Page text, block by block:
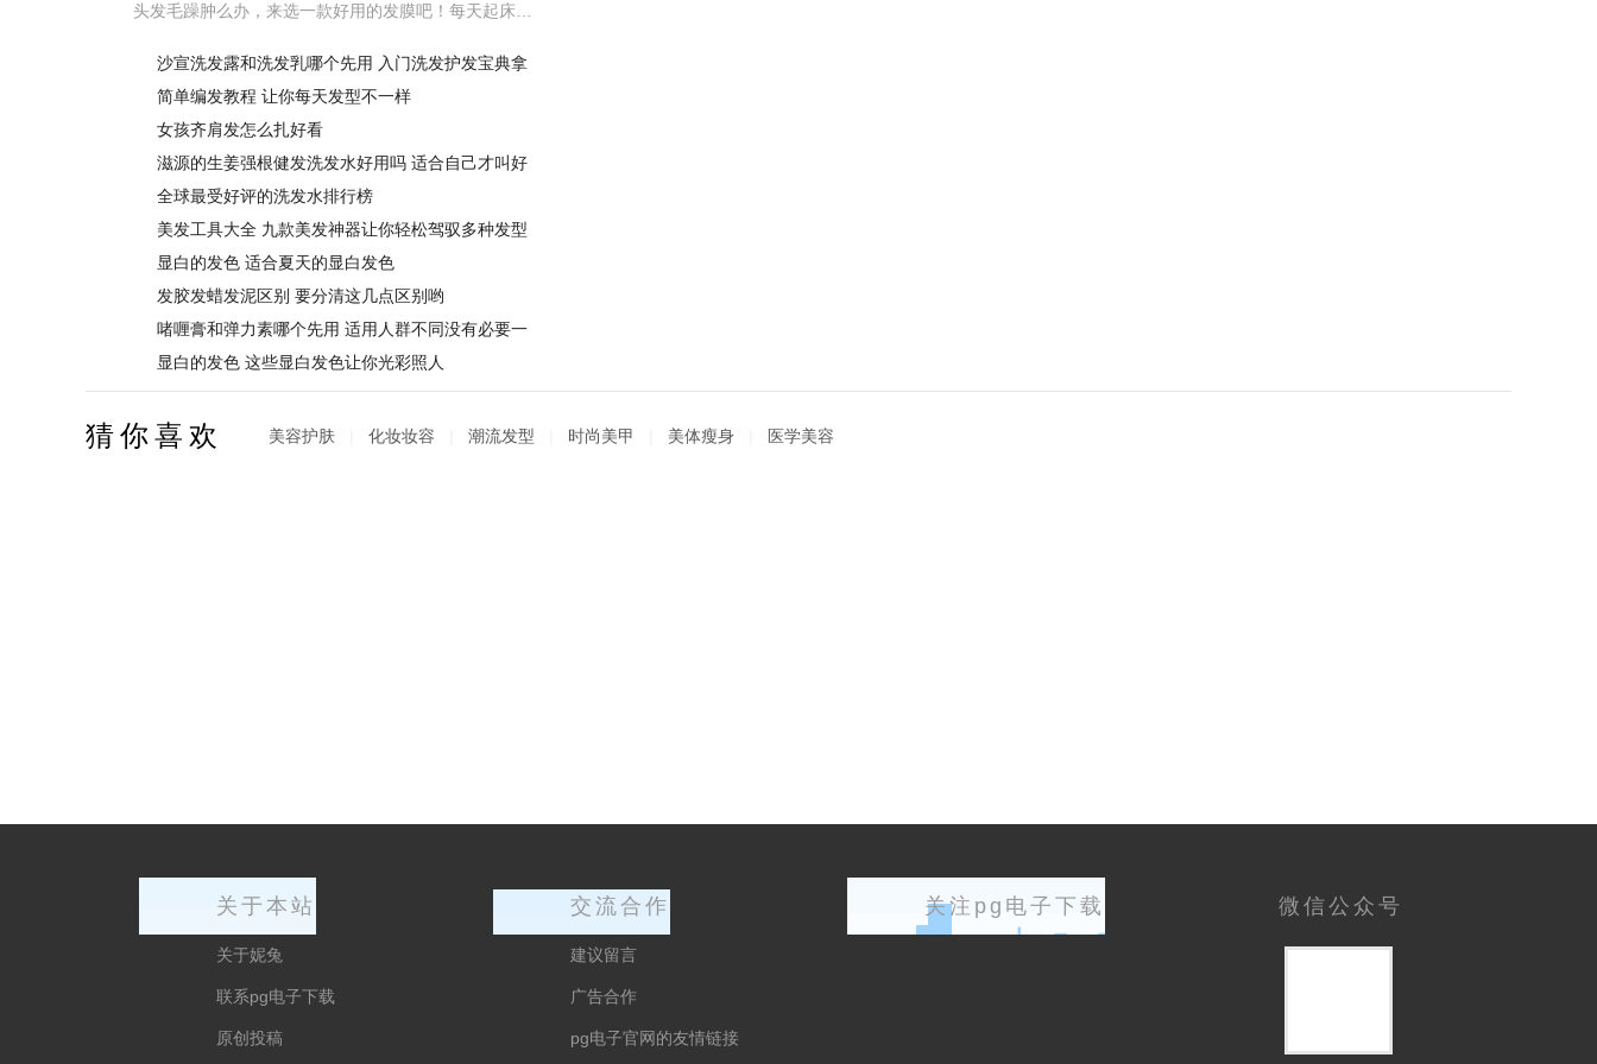
沙宣洗发露和洗发乳哪个先用 入门洗发护发宝典拿
走不谢
简单编发教程 让你每天发型不一样
女孩齐肩发怎么扎好看
滋源的生姜强根健发洗发水好用吗 适合自己才叫好
用呀
全球最受好评的洗发水排行榜
美发工具大全 九款美发神器让你轻松驾驭多种发型
显白的发色 适合夏天的显白发色
发胶发蜡发泥区别 要分清这几点区别哟
啫喱膏和弹力素哪个先用 适用人群不同没有必要一
起用
显白的发色 这些显白发色让你光彩照人
猜你喜欢 美容护肤 化妆妆容 潮流发型 时尚美甲 美体瘦身 医学美容
关于本站
关于妮兔
联系pg电子下载
原创投稿
交流合作
建议留言
广告合作
pg电子官网的友情链接
关注pg电子下载 微信公众号